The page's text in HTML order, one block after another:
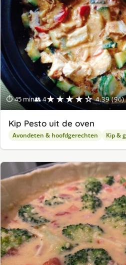
⏱ 45 min👥 4★★★★☆ 4.39 (96)
Kip Pesto uit de oven
Avondeten & hoofdgerechten Kip &